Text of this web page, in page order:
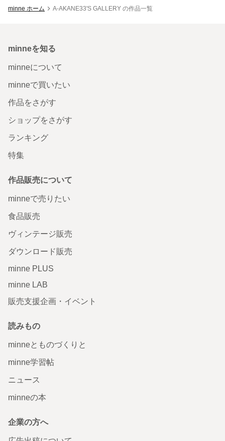
minne ホーム A-AKANE33'S GALLERY の作品一覧
minneを知る
minneについて
minneで買いたい
作品をさがす
ショップをさがす
ランキング
特集
作品販売について
minneで売りたい
食品販売
ヴィンテージ販売
ダウンロード販売
minne PLUS
minne LAB
販売支援企画・イベント
読みもの
minneとものづくりと
minne学習帖
ニュース
minneの本
企業の方へ